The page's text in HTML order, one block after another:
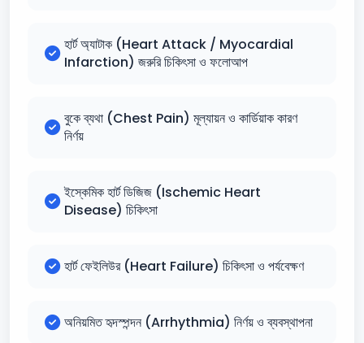
হার্ট অ্যাটাক (Heart Attack / Myocardial
Infarction) জরুরি চিকিৎসা ও ফলোআপ
বুকে ব্যথা (Chest Pain) মূল্যায়ন ও কার্ডিয়াক কারণ
নির্ণয়
ইস্কেমিক হার্ট ডিজিজ (Ischemic Heart
Disease) চিকিৎসা
হার্ট ফেইলিউর (Heart Failure) চিকিৎসা ও পর্যবেক্ষণ
অনিয়মিত হৃদস্পন্দন (Arrhythmia) নির্ণয় ও ব্যবস্থাপনা